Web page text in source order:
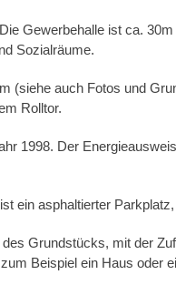
Gewerbehalle ist ca.
Sozialräume.
(siehe auch Fotos und
Rolltor.
1998. Der
ein asphaltierter Parkplatz,
Grundstücks, mit der
Beispiel ein Haus oder